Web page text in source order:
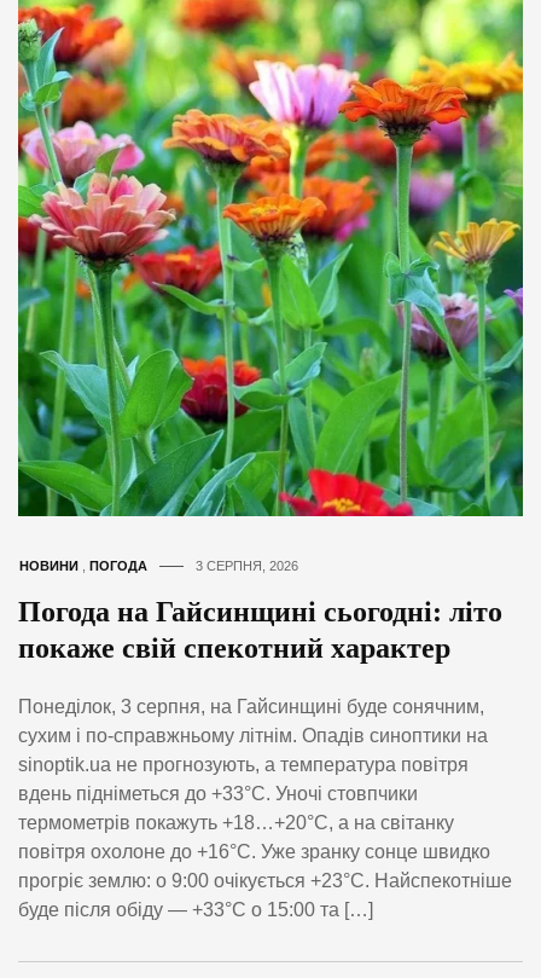
НОВИНИ , ПОГОДА 3 СЕРПНЯ, 2026
Погода на Гайсинщині сьогодні: літо
покаже свій спекотний характер
Понеділок, 3 серпня, на Гайсинщині буде сонячним,
сухим і по-справжньому літнім. Опадів синоптики на
sinoptik.ua не прогнозують, а температура повітря
вдень підніметься до +33°C. Уночі стовпчики
термометрів покажуть +18…+20°C, а на світанку
повітря охолоне до +16°C. Уже зранку сонце швидко
прогріє землю: о 9:00 очікується +23°C. Найспекотніше
буде після обіду — +33°C о 15:00 та […]